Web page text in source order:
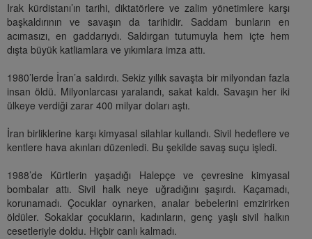
Irak kürdistanı’ın tarihi, diktatörlere ve zalim yönetimlere karşı
başkaldırının ve savaşın da tarihidir. Saddam bunların en
acımasızı, en gaddarıydı. Saldırgan tutumuyla hem içte hem
dışta büyük katliamlara ve yıkımlara imza attı.
1980’lerde İran’a saldırdı. Sekiz yıllık savaşta bir milyondan fazla
insan öldü. Milyonlarcası yaralandı, sakat kaldı. Savaşın her iki
ülkeye verdiği zarar 400 milyar doları aştı.
İran birliklerine karşı kimyasal silahlar kullandı. Sivil hedeflere ve
kentlere hava akınları düzenledi. Bu şekilde savaş suçu işledi.
1988’de Kürtlerin yaşadığı Halepçe ve çevresine kimyasal
bombalar attı. Sivil halk neye uğradığını şaşırdı. Kaçamadı,
korunamadı. Çocuklar oynarken, analar bebelerini emzirirken
öldüler. Sokaklar çocukların, kadınların, genç yaşlı sivil halkın
cesetleriyle doldu. Hiçbir canlı kalmadı.